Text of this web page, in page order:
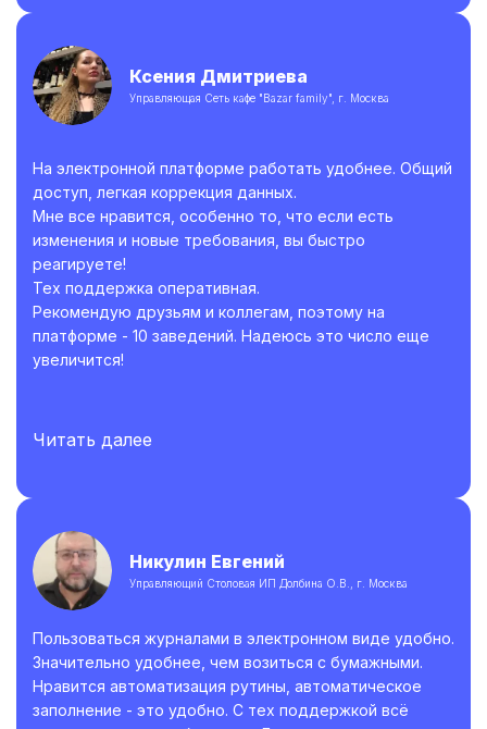
Ксения Дмитриева
Управляющая Сеть кафе "Bazar family", г. Москва
На электронной платформе работать удобнее. Общий
доступ, легкая коррекция данных.
Мне все нравится, особенно то, что если есть
изменения и новые требования, вы быстро
реагируете!
Тех поддержка оперативная.
Рекомендую друзьям и коллегам, поэтому на
платформе - 10 заведений. Надеюсь это число еще
увеличится!
Читать далее
Никулин Евгений
Управляющий Столовая ИП Долбина О.В., г. Москва
Пользоваться журналами в электронном виде удобно.
Значительно удобнее, чем возиться с бумажными.
Нравится автоматизация рутины, автоматическое
заполнение - это удобно. С тех поддержкой всё